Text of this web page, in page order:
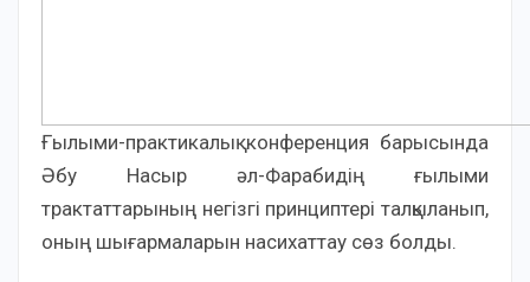
Ғылыми-практикалық конференция барысында
Әбу Насыр әл-Фарабидің ғылыми
трактаттарының негізгі принциптері талқыланып,
оның шығармаларын насихаттау сөз болды.